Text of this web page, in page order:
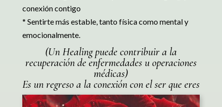
conexión contigo
* Sentirte más estable, tanto física como mental y
emocionalmente.
(Un Healing puede contribuir a la
recuperación de enfermedades u operaciones
médicas)
Es un regreso a la conexión con el ser que eres